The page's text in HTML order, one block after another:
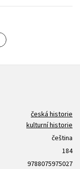
česká historie
kulturní historie
čeština
184
9788075975027